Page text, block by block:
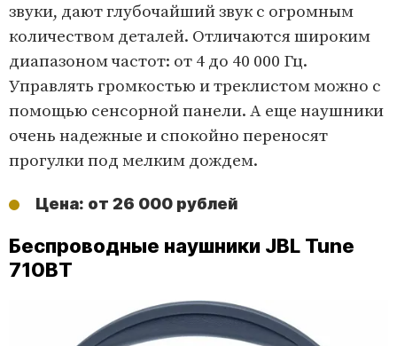
звуки, дают глубочайший звук с огромным
количеством деталей. Отличаются широким
диапазоном частот: от 4 до 40 000 Гц.
Управлять громкостью и треклистом можно с
помощью сенсорной панели. А еще наушники
очень надежные и спокойно переносят
прогулки под мелким дождем.
Цена: от 26 000 рублей
Беспроводные наушники JBL Tune
710BT